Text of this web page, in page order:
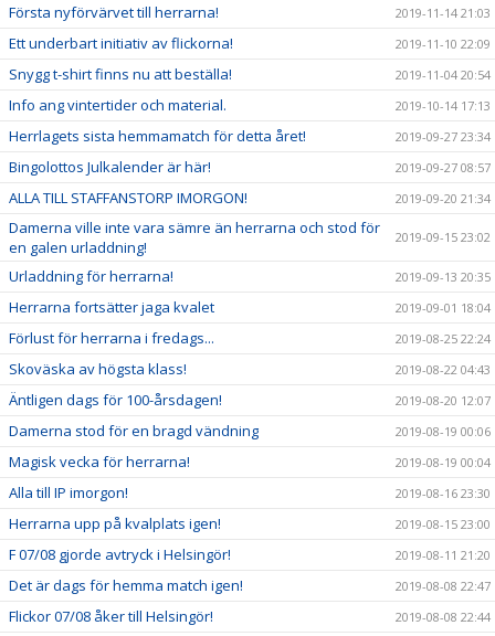
Första nyförvärvet till herrarna! 2019-11-14 21:03
Ett underbart initiativ av flickorna! 2019-11-10 22:09
Snygg t-shirt finns nu att beställa! 2019-11-04 20:54
Info ang vintertider och material. 2019-10-14 17:13
Herrlagets sista hemmamatch för detta året! 2019-09-27 23:34
Bingolottos Julkalender är här! 2019-09-27 08:57
ALLA TILL STAFFANSTORP IMORGON! 2019-09-20 21:34
Damerna ville inte vara sämre än herrarna och stod för
en galen urladdning!
2019-09-15 23:02
Urladdning för herrarna! 2019-09-13 20:35
Herrarna fortsätter jaga kvalet 2019-09-01 18:04
Förlust för herrarna i fredags... 2019-08-25 22:24
Skoväska av högsta klass! 2019-08-22 04:43
Äntligen dags för 100-årsdagen! 2019-08-20 12:07
Damerna stod för en bragd vändning 2019-08-19 00:06
Magisk vecka för herrarna! 2019-08-19 00:04
Alla till IP imorgon! 2019-08-16 23:30
Herrarna upp på kvalplats igen! 2019-08-15 23:00
F 07/08 gjorde avtryck i Helsingör! 2019-08-11 21:20
Det är dags för hemma match igen! 2019-08-08 22:47
Flickor 07/08 åker till Helsingör! 2019-08-08 22:44